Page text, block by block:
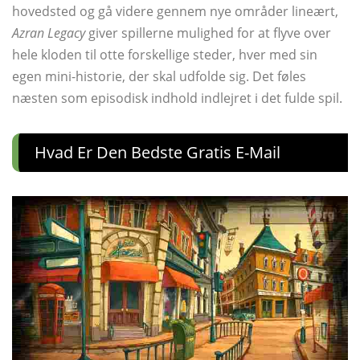
hovedsted og gå videre gennem nye områder lineært,
Azran Legacygiver spillerne mulighed for at flyve over
hele kloden til otte forskellige steder, hver med sin
egen mini-historie, der skal udfolde sig. Det føles
næsten som episodisk indhold indlejret i det fulde spil.
Hvad Er Den Bedste Gratis E-Mail